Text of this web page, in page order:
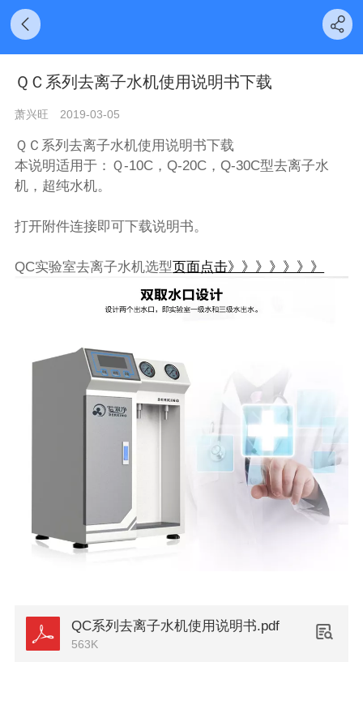
ＱＣ系列去离子水机使用说明书下载
萧兴旺 2019-03-05
ＱＣ系列去离子水机使用说明书下载
本说明适用于：Ｑ-10C，Q-20C，Q-30C型去离子水
机，超纯水机。
打开附件连接即可下载说明书。
QC实验室去离子水机选型页面点击》》》》》》》
QC系列去离子水机使用说明书.pdf
563K